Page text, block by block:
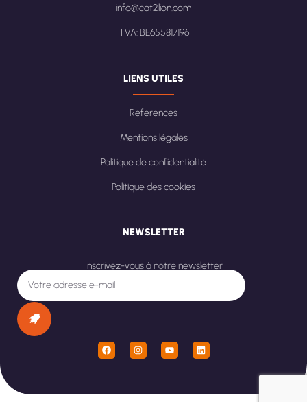
info@cat2lion.com
TVA: BE655817196
LIENS UTILES
Références
Mentions légales
Politique de confidentialité
Politique des cookies
NEWSLETTER
Inscrivez-vous à notre newsletter